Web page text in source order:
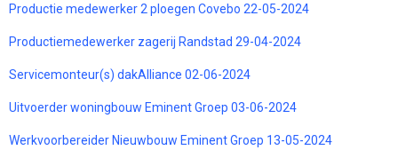
Productie medewerker 2 ploegen Covebo 22-05-2024
Productiemedewerker zagerij Randstad 29-04-2024
Servicemonteur(s) dakAlliance 02-06-2024
Uitvoerder woningbouw Eminent Groep 03-06-2024
Werkvoorbereider Nieuwbouw Eminent Groep 13-05-2024